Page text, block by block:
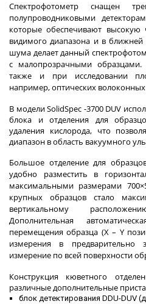
Спектрофотометр снащен
полупроводниковыми
которые обеспечивают высокую
видимого диапазона и в
шума делает данный
с малопрозрачными образцами.
также и при исследовании
например, оптических
В модели SolidSpec -3700 DUV
блока и отделения для
удаления кислорода, что
диапазон в область вакуумного
Большое отделение для
удобно разместить в
максимальными размерами
крупных образцов стало
вертикальному
Дополнительная
перемещения образца (X – Y
измерения в предварительно
измерение по всей поверхности
Конструкция кюветного
различные дополнительные
блок детектирования DDU-DUV